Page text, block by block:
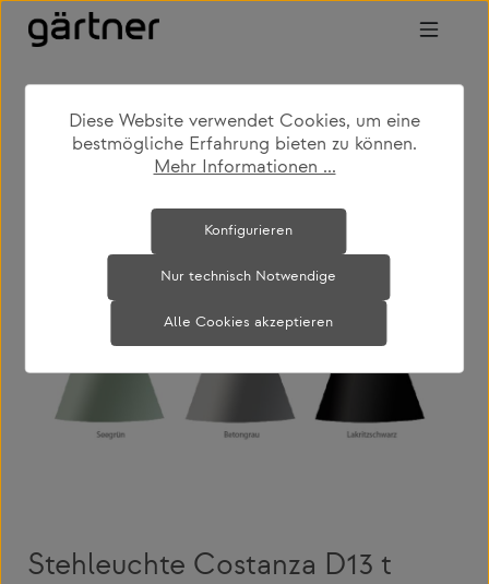
Zum Hauptinhalt springen
shop produkte leuchten stehleuchten
Bildergalerie überspringen
Stehleuchte Costanza D13 t
Diese Website verwendet Cookies, um eine
bestmögliche Erfahrung bieten zu können.
Mehr Informationen ...
Nur technisch Notwendige
Konfigurieren
Alle Cookies akzeptieren